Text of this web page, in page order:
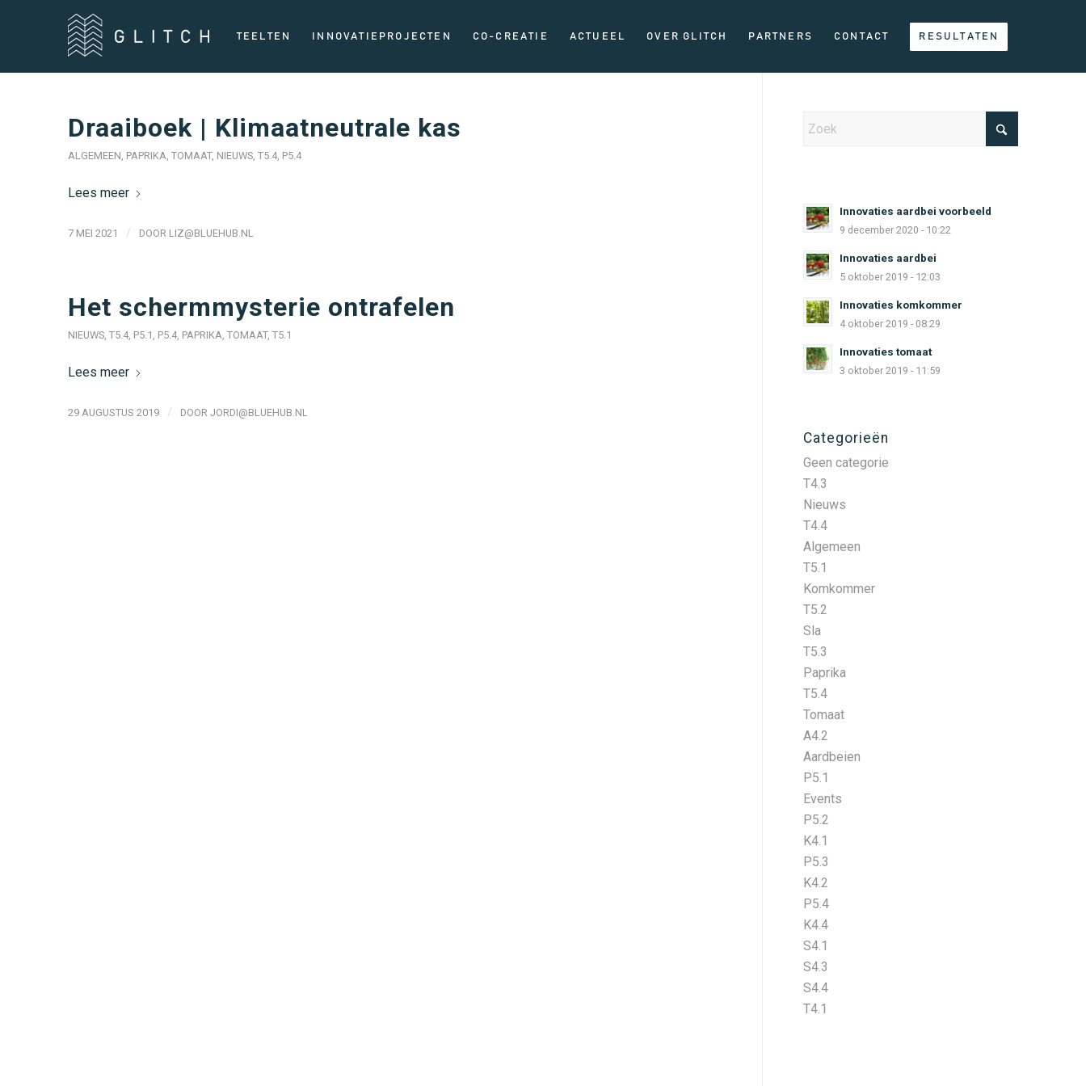
TEELTEN INNOVATIEPROJECTEN CO-CREATIE ACTUEEL OVER GLITCH PARTNERS CONTACT RESULTATEN
Draaiboek | Klimaatneutrale kas
ALGEMEEN, PAPRIKA, TOMAAT, NIEUWS, T5.4, P5.4
Lees meer
7 MEI 2021 / DOOR LIZ@BLUEHUB.NL
Het schermmysterie ontrafelen
NIEUWS, T5.4, P5.1 , P5.4, PAPRIKA, TOMAAT, T5.1
Lees meer
29 AUGUSTUS 2019 / DOOR JORDI@BLUEHUB.NL
Innovaties aardbei voorbeeld
9 december 2020 - 10:22
Innovaties aardbei
5 oktober 2019 - 12:03
Innovaties komkommer
4 oktober 2019 - 08:29
Innovaties tomaat
3 oktober 2019 - 11:59
Categorieën
Geen categorie
T4.3
Nieuws
T4.4
Algemeen
T5.1
Komkommer
T5.2
Sla
T5.3
Paprika
T5.4
Tomaat
A4.2
Aardbeien
P5.1
Events
P5.2
K4.1
P5.3
K4.2
P5.4
K4.4
S4.1
S4.3
S4.4
T4.1